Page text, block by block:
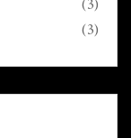
(3)